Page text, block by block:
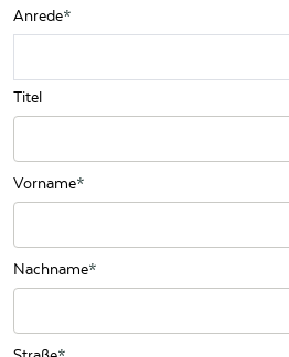
Anrede
Titel
Vorname
Nachname